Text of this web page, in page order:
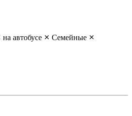
на автобусе
Семейные